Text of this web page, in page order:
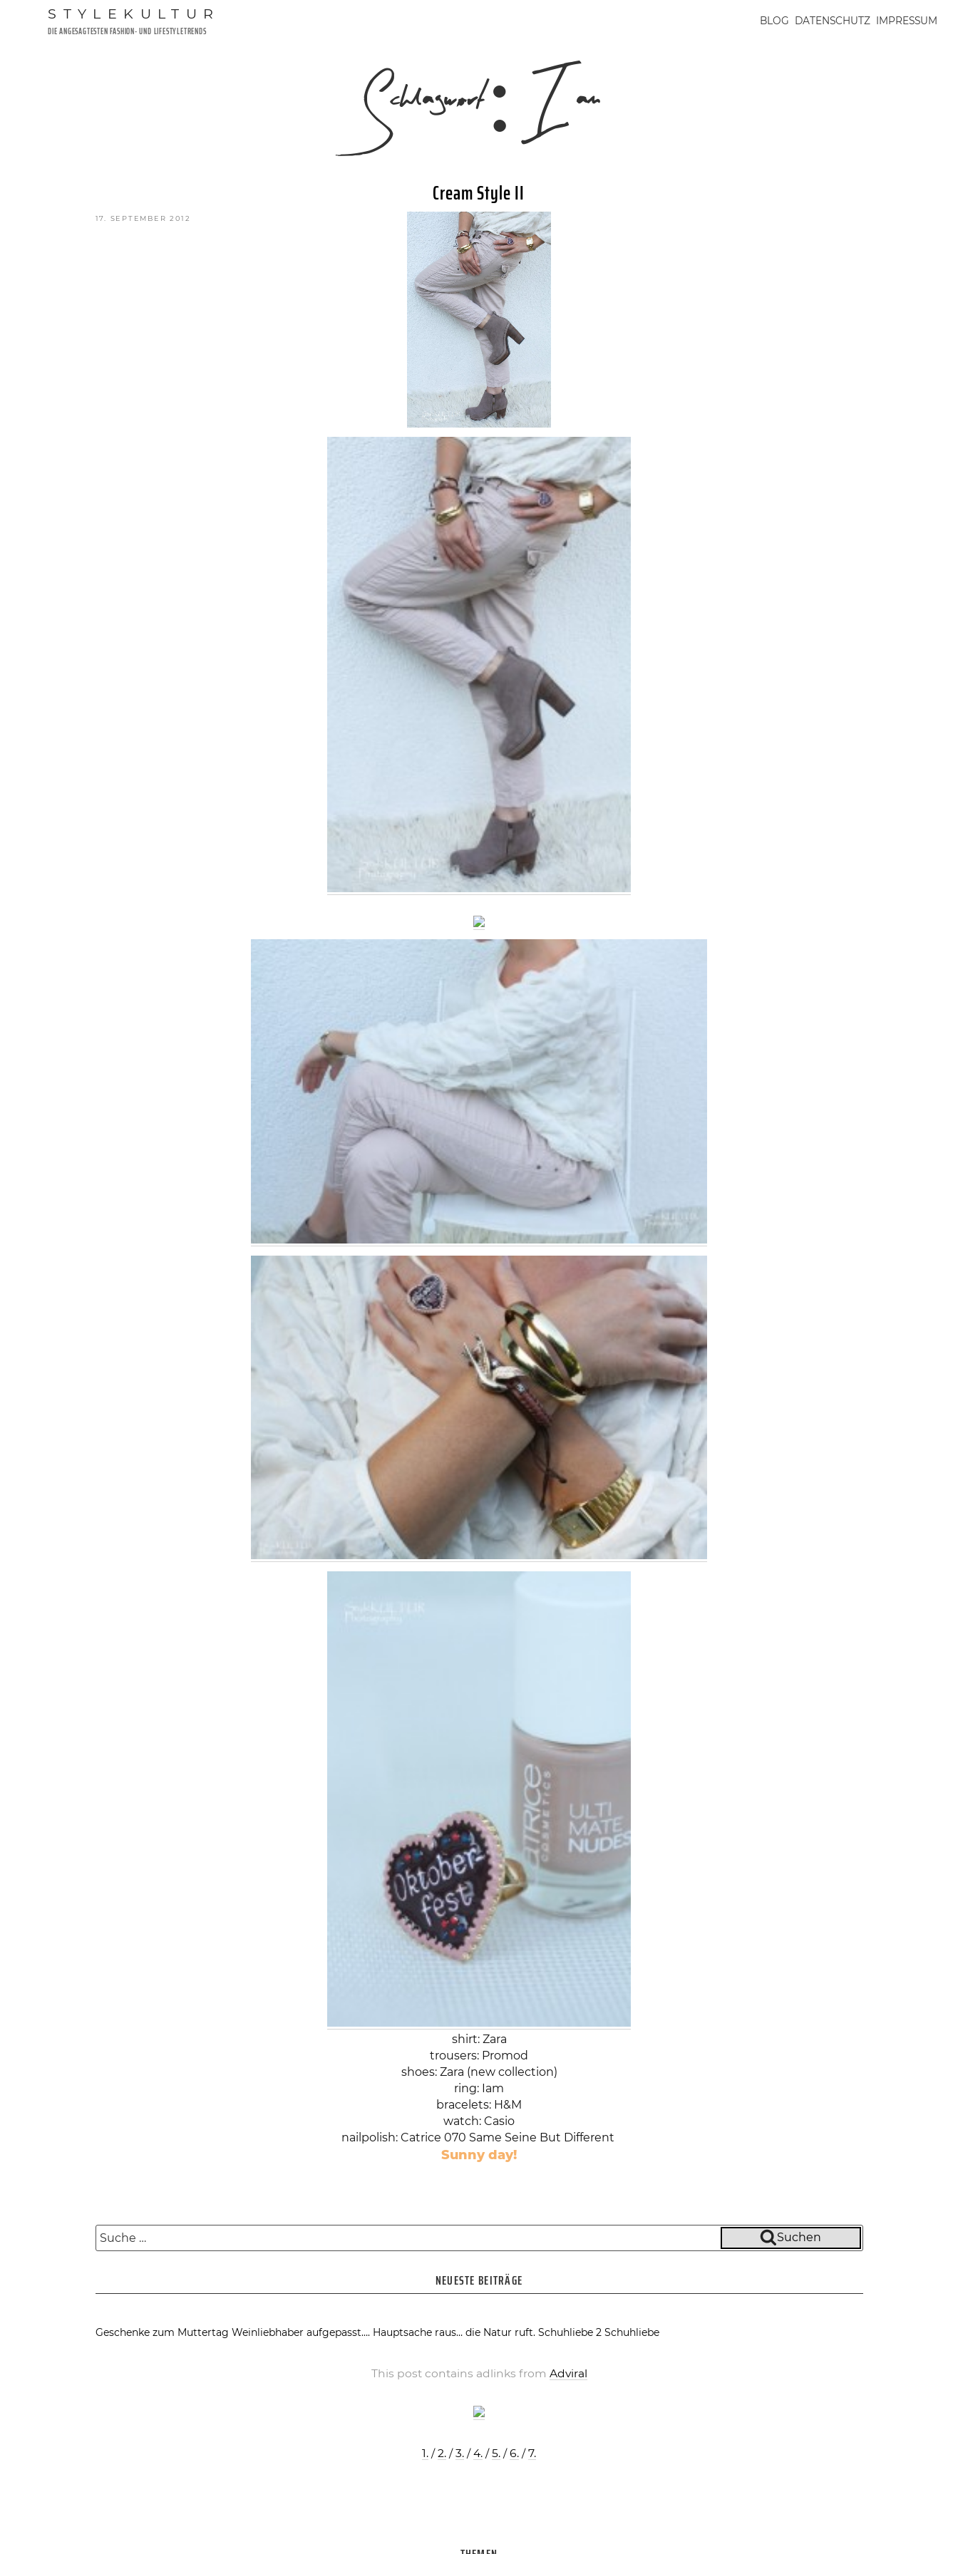
STYLEKULTUR
DIE ANGESAGTESTEN FASHION- UND LIFESTYLETRENDS
BLOG DATENSCHUTZ IMPRESSUM
Schlagwort: I am
VERÖFFENTLICHT
17. SEPTEMBER 2012
Cream Style II
shirt: Zara
trousers: Promod
shoes: Zara (new collection)
ring: Iam
bracelets: H&M
watch: Casio
nailpolish: Catrice 070 Same Seine But Different
Sunny day!
Suche
nach:
Suchen
NEUESTE BEITRÄGE
Geschenke zum Muttertag Weinliebhaber aufgepasst…. Hauptsache raus… die Natur ruft. Schuhliebe 2 Schuhliebe
This post contains adlinks from Adviral
1. /2. /3. /4. /5. /6. /7.